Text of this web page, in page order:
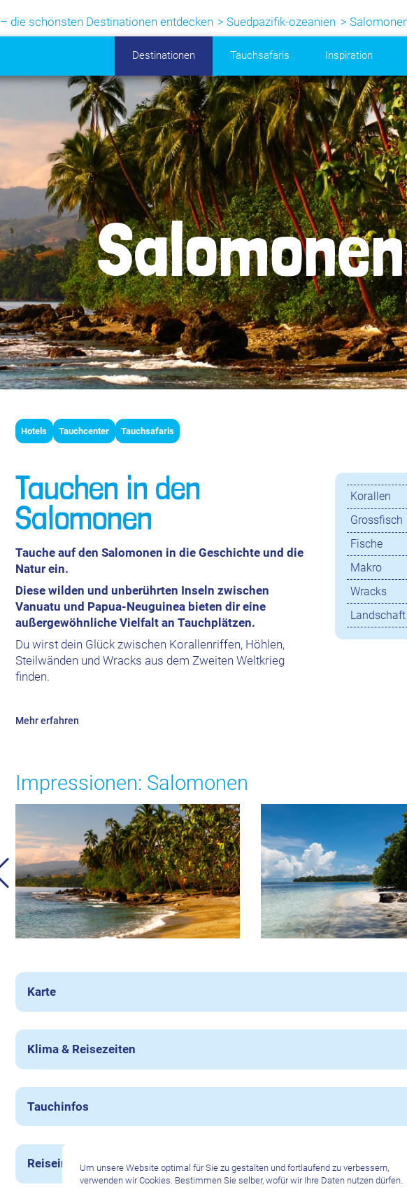
die schönsten Destinationen entdecken Suedpazifik-ozeanien
Destinationen Tauchsafaris Inspiration
Salomonen
Hotels Tauchcenter Tauchsafaris
Tauchen in den
Salomonen
Tauche auf den Salomonen in die Geschichte und die
Natur ein.
Diese wilden und unberührten Inseln zwischen
Vanuatu und Papua-Neuguinea bieten dir eine
außergewöhnliche Vielfalt an Tauchplätzen.
Du wirst dein Glück zwischen Korallenriffen, Höhlen,
Steilwänden und Wracks aus dem Zweiten Weltkrieg
finden.
Korallen
Grossfisch
Fische
Makro
Wracks
Landschaft
Mehr erfahren
Impressionen: Salomonen
Karte
Klima & Reisezeiten
Tauchinfos
ReiseinfosUm unsere Website optimal für Sie zu gestalten und fortlaufend zu verbessern,
verwenden wir Cookies. Bestimmen Sie selber, wofür wir Ihre Daten nutzen dürfen.